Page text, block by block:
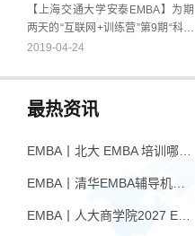
成，并以自身为例，马云、刘强东
等大佬就是例证。员工多数反对，
但大多是“敢怒不敢言”，以至于只
【上海交通大学安泰EMBA】为期
两天的“互联网+训练营”第9期“科技
史纲与文明进化”圆满落下帷幕，除
程，上海交通大学安泰EMBA还带
领大家，参访了国内人工智能的领
导者——深兰科技。同时包括冰壶
点评。从历史到当下，营员们究竟
呢？我们就一起来看一下吧！
2019-04-24
最热资讯
EMBA丨北大 EMBA 培训哪家好？从招生逻辑看选择标准
EMBA丨清华EMBA辅导机构推荐：怎么选才不踩坑
EMBA丨人大商学院2027 EMBA招生 高额奖学金+前置赋能通道